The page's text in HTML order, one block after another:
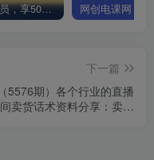
加入VIP会员，享50%的推广提成，免费学习多种网上创业课程，菜鸟秒变大神！
下一篇
（5576期）各个行业的直播
间卖货话术资料分享：卖货